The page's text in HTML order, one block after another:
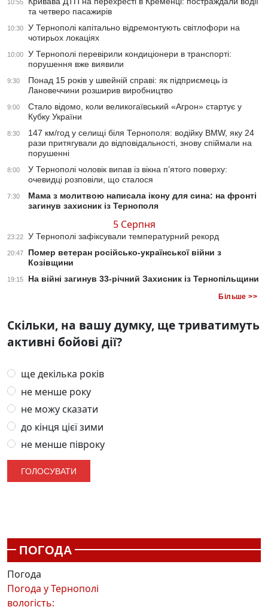
10:55
та четверо пасажирів
10:30
У Тернополі капітально відремонтують світлофори на
чотирьох локаціях
10:00
У Тернополі перевірили кондиціонери в транспорті:
порушення вже виявили
9:30
Понад 15 років у швейній справі: як підприємець із
Лановеччини розширив виробництво
9:00
Стало відомо, коли великогаївський «Агрон» стартує у
Кубку України
8:30
147 км/год у селищі біля Тернополя: водійку BMW, яку 24
рази притягували до відповідальності, знову спіймали на
порушенні
8:00
У Тернополі чоловік випав із вікна п’ятого поверху:
очевидці розповіли, що сталося
7:30
Мама з молитвою написала ікону для сина: на фронті
загинув захисник із Тернополя
5 Серпня
23:22 У Тернополі зафіксували температурний рекорд
20:47
Помер ветеран російсько-української війни з
Козівщини
19:15 На війні загинув 33-річний Захисник із Тернопільщини
Більше >>
Скільки, на вашу думку, ще триватимуть
активні бойові дії?
ще декілька років
не менше року
не можу сказати
до кінця цієї зими
не менше півроку
ПОГОДА
Погода
Погода уТернополі
вологість: